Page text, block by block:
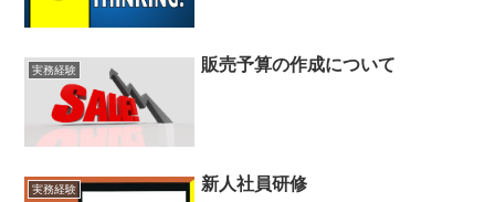
実務経験 販売予算の作成について
実務経験 新人社員研修